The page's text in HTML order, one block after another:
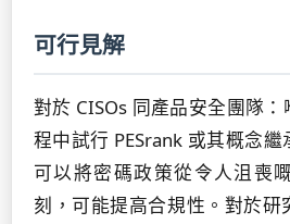
可行見解
對於 CISOs 同產品安全團隊
程中試行 PESrank 或其概念
可以將密碼政策從令人沮喪
刻，可能提高合規性。對於研